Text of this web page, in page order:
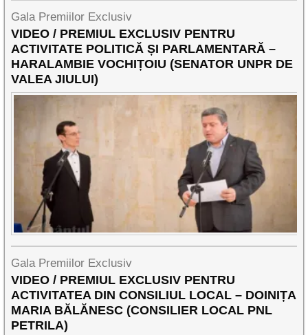
Gala Premiilor Exclusiv
VIDEO / PREMIUL EXCLUSIV PENTRU
ACTIVITATE POLITICĂ ȘI PARLAMENTARĂ –
HARALAMBIE VOCHIȚOIU (SENATOR UNPR DE
VALEA JIULUI)
Gala Premiilor Exclusiv
VIDEO / PREMIUL EXCLUSIV PENTRU
ACTIVITATEA DIN CONSILIUL LOCAL – DOINIȚA
MARIA BĂLĂNESC (CONSILIER LOCAL PNL
PETRILA)